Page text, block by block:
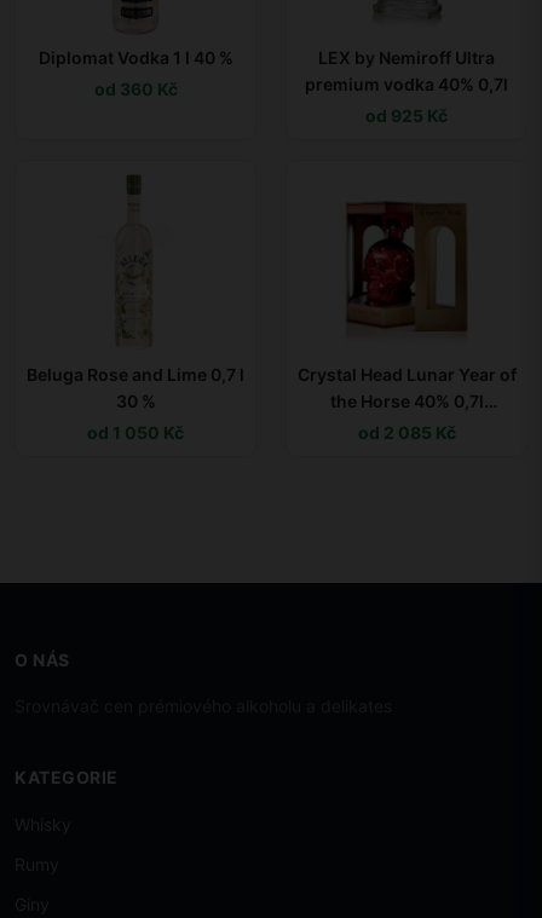
Diplomat Vodka 1 l 40 %
od 360 Kč
LEX by Nemiroff Ultra
premium vodka 40% 0,7l
od 925 Kč
Beluga Rose and Lime 0,7 l
30 %
od 1 050 Kč
Crystal Head Lunar Year of
the Horse 40% 0,7l
(dárkové balení kazeta)
od 2 085 Kč
O NÁS
KATEGORIE